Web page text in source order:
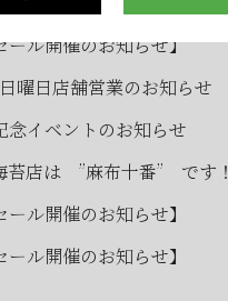
ール開催のお知らせ】
曜日店舗営業のお知らせ
念イベントのお知らせ
苔店は ”麻布十番” です！
ール開催のお知らせ】
ール開催のお知らせ】